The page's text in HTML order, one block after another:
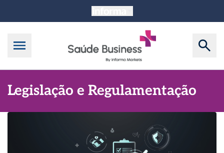
Legislação e Regulamentação